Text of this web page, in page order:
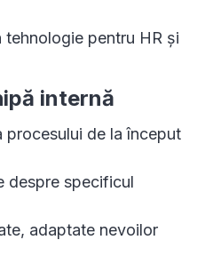
tehnologie pentru HR și
internă
procesului de la început
despre specificul
adaptate nevoilor